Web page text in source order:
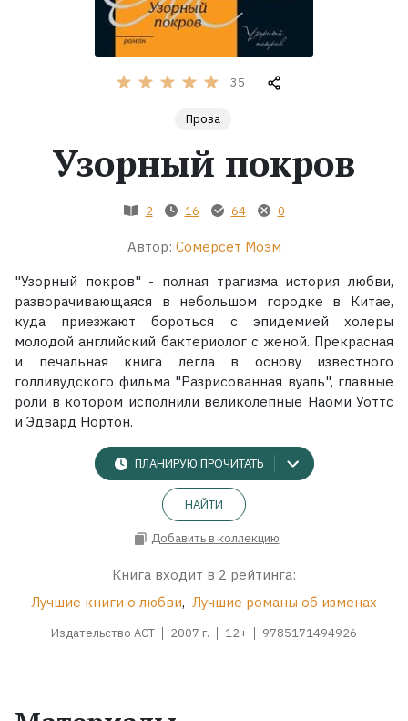
Экранизации
35
Проза
Узорный покров
2 16 64 0
Автор: Сомерсет Моэм
"Узорный покров" - полная трагизма история любви,
разворачивающаяся в небольшом городке в Китае,
куда приезжают бороться с эпидемией холеры
молодой английский бактериолог с женой. Прекрасная
и печальная книга легла в основу известного
голливудского фильма "Разрисованная вуаль", главные
роли в котором исполнили великолепные Наоми Уоттс
и Эдвард Нортон.
ПЛАНИРУЮ ПРОЧИТАТЬ
НАЙТИ
Добавить в коллекцию
Книга входит в 2 рейтинга:
Лучшие книги о любви, Лучшие романы об изменах
Издательство АСТ 2007 г. 12+ 9785171494926